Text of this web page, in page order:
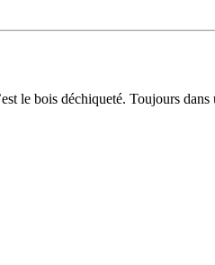
le bois déchiqueté. Toujours